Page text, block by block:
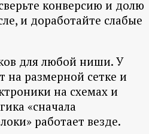
конверсию и долю
и доработайте слабые
для любой ниши. У
на размерной сетке и
на схемах и
«сначала
работает везде.